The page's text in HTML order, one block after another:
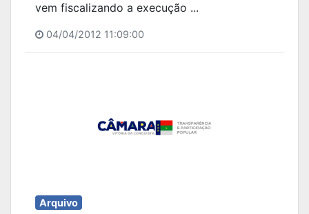
vem fiscalizando a execução ...
04/04/2012 11:09:00
Arquivo